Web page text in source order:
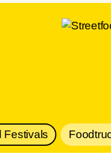
Festivals